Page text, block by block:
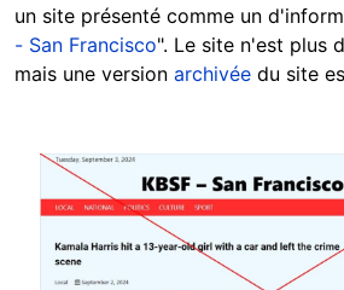
un site présenté comme un
- San Francisco". Le site n'est plus
mais une version archivée du site
Image